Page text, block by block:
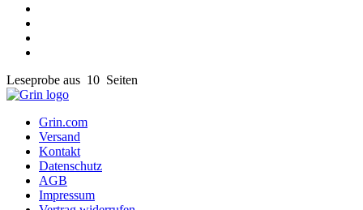
Leseprobe aus 10 Seiten
Grin.com
Versand
Kontakt
Datenschutz
AGB
Impressum